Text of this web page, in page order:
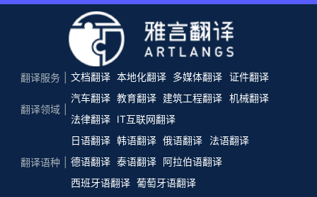
翻译服务 文档翻译 本地化翻译 多媒体翻译 证件翻译
翻译领域
汽车翻译 教育翻译 建筑工程翻译 机械翻译
法律翻译
IT互联网翻译
翻译语种
日语翻译 韩语翻译 俄语翻译
法语翻译
德语翻译 泰语翻译 阿拉伯语翻译
西班牙语翻译 葡萄牙语翻译